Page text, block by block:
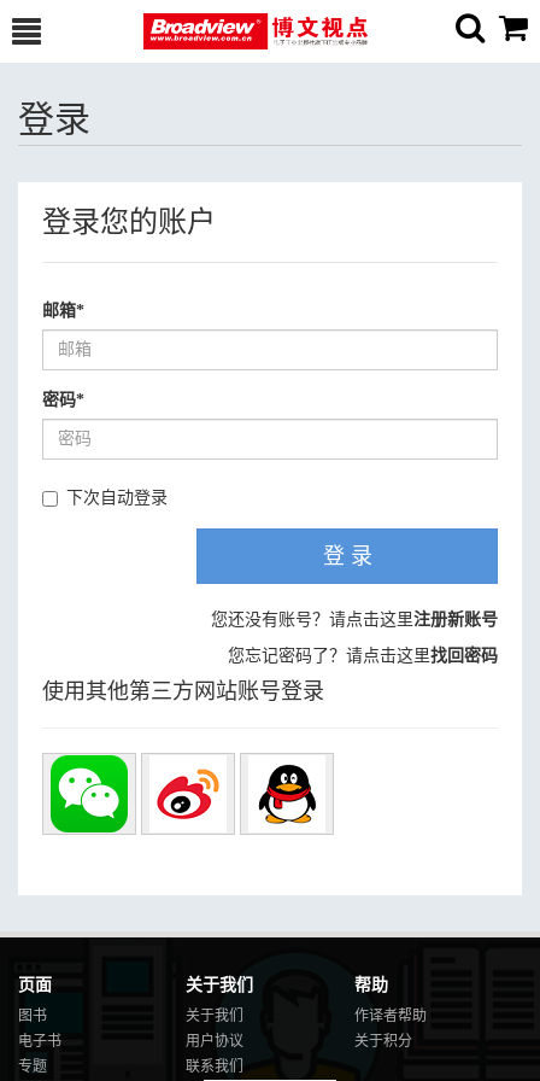
登录
登录您的账户
邮箱*
密码*
下次自动登录
登 录
您还没有账号？请点击这里注册新账号
您忘记密码了？请点击这里找回密码
使用其他第三方网站账号登录
页面
图书
电子书
专题
关于我们
关于我们
用户协议
联系我们
帮助
作译者帮助
关于积分